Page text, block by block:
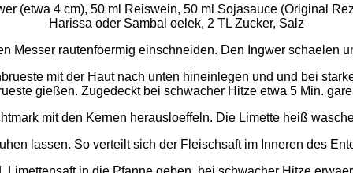
(etwa 4 cm), 50 ml Reiswein, 50 ml Sojasauce (Original
Harissa oder Sambal oelek, 2 TL Zucker, Salz
Messer rautenfoermig einschneiden. Den Ingwer schaelen
mit der Haut nach unten hineinlegen und und bei
gießen. Zugedeckt bei schwacher Hitze etwa 5 Min.
mit den Kernen herausloeffeln. Die Limette heiß
lassen. So verteilt sich der Fleischsaft im Inneren des